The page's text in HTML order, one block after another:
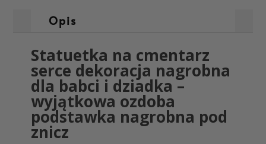
Opis
Statuetka na cmentarz
serce dekoracja nagrobna
dla babci i dziadka –
wyjątkowa ozdoba
podstawka nagrobna pod
znicz